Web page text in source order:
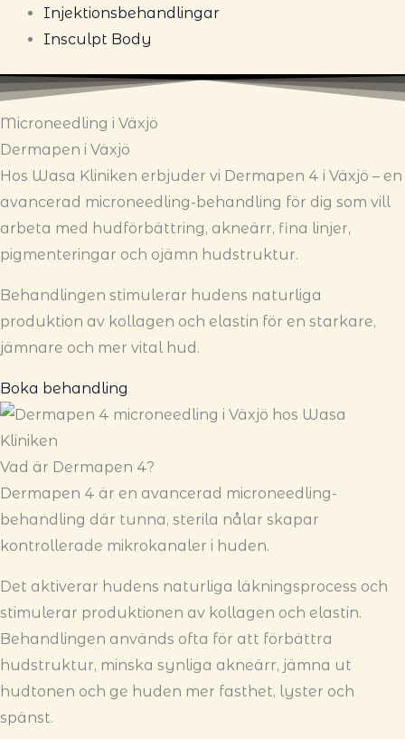
Injektionsbehandlingar
Insculpt Body
Microneedling i Växjö
Dermapen i Växjö
Hos Wasa Kliniken erbjuder vi Dermapen 4 i Växjö – en
avancerad microneedling-behandling för dig som vill
arbeta med hudförbättring, akneärr, fina linjer,
pigmenteringar och ojämn hudstruktur.
Behandlingen stimulerar hudens naturliga
produktion av kollagen och elastin för en starkare,
jämnare och mer vital hud.
Boka behandling
Vad är Dermapen 4?
Dermapen 4 är en avancerad microneedling-
behandling där tunna, sterila nålar skapar
kontrollerade mikrokanaler i huden.
Det aktiverar hudens naturliga läkningsprocess och
stimulerar produktionen av kollagen och elastin.
Behandlingen används ofta för att förbättra
hudstruktur, minska synliga akneärr, jämna ut
hudtonen och ge huden mer fasthet, lyster och
spänst.